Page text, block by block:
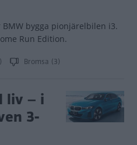
bygga pionjärelbilen i3.
Run Edition.
Bromsa (3)
liv – i
3-